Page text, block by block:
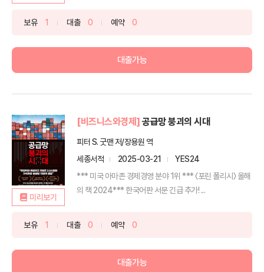
보유 1 대출 0 예약 0
대출가능
미리보기
[비즈니스와경제] 공급망 붕괴의 시대
피터 S. 굿맨 저/장용원 역
세종서적
2025-03-21
YES24
*** 미국 아마존 경제경영 분야 1위 *** 〈포린 폴리시〉 올해
의 책 2024*** 한국어판 서문 긴급 추가! ...
보유 1 대출 0 예약 0
대출가능